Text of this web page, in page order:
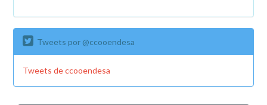
Tweets por @ccooendesa
Tweets de ccooendesa